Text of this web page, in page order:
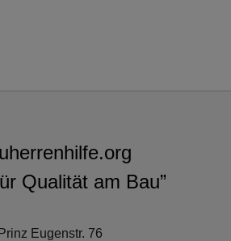
Qualität am Bau”
Prinz Eugenstr. 76